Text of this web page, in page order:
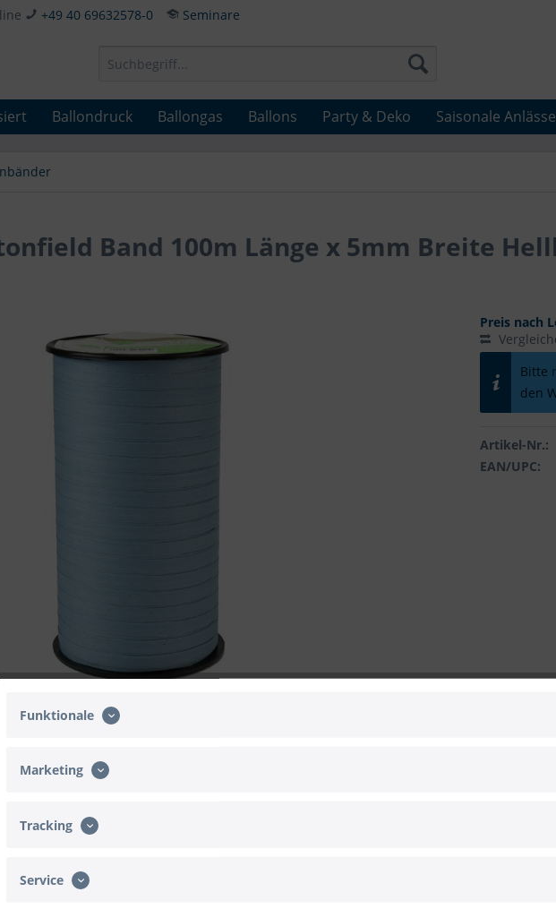
+49 40 69632578-0 Seminare
Ballondruck Ballongas Ballons Party & Deko Saisonale Anlässe
Band 100m Länge x 5mm Breite
Preis nach
Bitte
den
Artikel-Nr.:
EAN/UPC:
Band 100m Länge x 5mm Breite Hellblau
zu "Pattberg Cottonfield Band 100m Länge x 5mm Breite
Funktionale
Marketing
Tracking
Service